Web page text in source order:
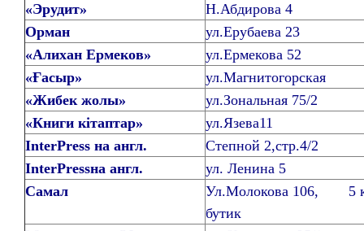
«Эрудит»
Н.Абдирова 4
Орман
ул.Ерубаева 23
«Алихан Ермеков»
ул.Ермекова 52
«Ғасыр»
ул.Магнитогорская
«Жибек жолы»
ул.Зональная 75/2
«Книги кітаптар»
ул.Язева11
InterPress на англ.
Степной 2,стр.4/2
InterPressна англ.
ул. Ленина 5
Самал
Ул.Молокова 106, 5
бутик